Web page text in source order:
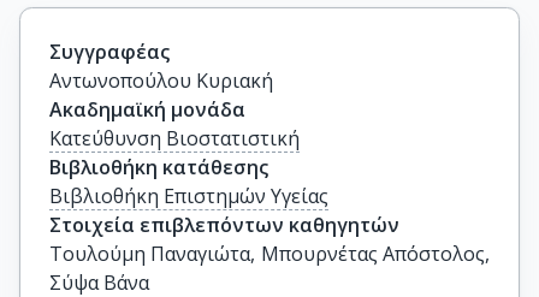
Συγγραφέας
Αντωνοπούλου Κυριακή
Ακαδημαϊκή μονάδα
Κατεύθυνση Βιοστατιστική
Βιβλιοθήκη κατάθεσης
Βιβλιοθήκη Επιστημών Υγείας
Στοιχεία επιβλεπόντων καθηγητών
Τουλούμη Παναγιώτα, Μπουρνέτας Απόστολος,
Σύψα Βάνα